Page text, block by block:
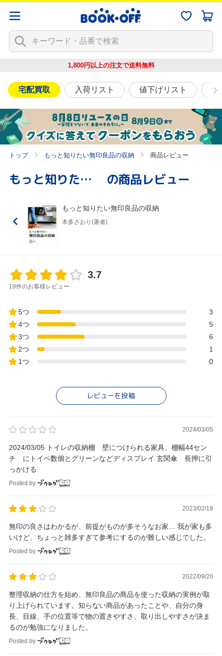
1,800円以上の注文で送料無料
宅配買取 入荷リスト 値下げリスト
トップ もっと知りたい無印良品の収納 商品レビュー
もっと知りたい無印良品の収納 の商品レビュー
もっと知りたい無印良品の収納
本多さおり(著者)
3.7
19件のお客様レビュー
5つ
3
4つ
5
3つ
6
2つ
1
1つ
0
レビューを投稿
2024/03/05
2024/03/05 トイレの収納棚 壁につけられる家具、棚幅44セン
チ にトイペ数個とグリーンなどディスプレイ 玄関傘 長押に引
っかける
Posted by
2023/02/19
無印の良さはわかるが、前提がものが多そうなお家… 我が家も多
いけど、ちょっと雑多すぎて参考にするのが難しい感じでした。
Posted by
2022/09/20
整理収納の仕方を始め、無印良品の商品を使った収納の実例が取
り上げられています。知らない商品があったことや、自分の身
長、目線、手の位置等で物の置きやすさ、取り出しやすさが決ま
るのが勉強になりました。
Posted by